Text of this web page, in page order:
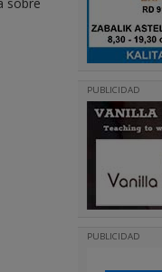
PUBLICIDAD
PUBLICIDAD